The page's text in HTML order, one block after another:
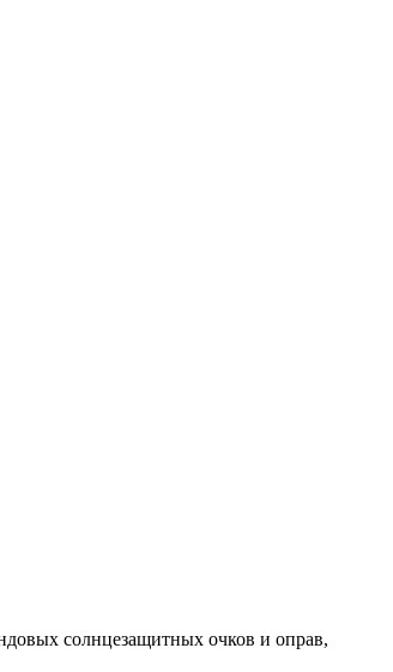
солнцезащитных очков и оправ,